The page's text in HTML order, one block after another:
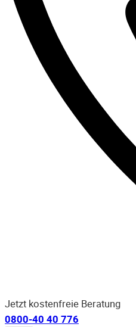
Jetzt kostenfreie Beratung
0800-40 40 776